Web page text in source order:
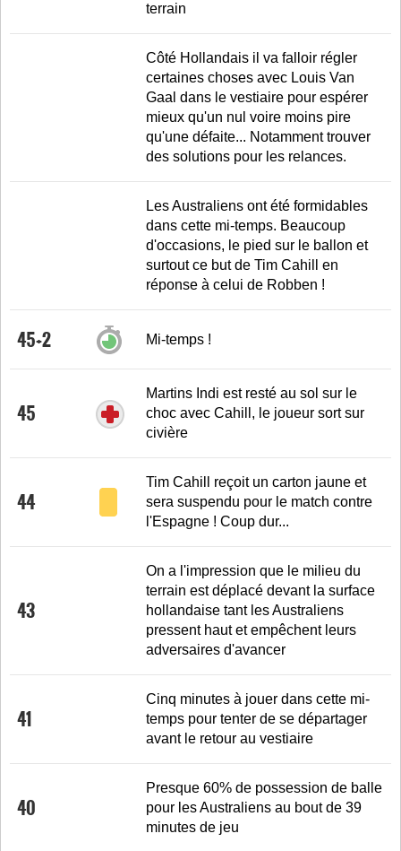
terrain
Côté Hollandais il va falloir régler
certaines choses avec Louis Van
Gaal dans le vestiaire pour espérer
mieux qu'un nul voire moins pire
qu'une défaite... Notamment trouver
des solutions pour les relances.
Les Australiens ont été formidables
dans cette mi-temps. Beaucoup
d'occasions, le pied sur le ballon et
surtout ce but de Tim Cahill en
réponse à celui de Robben !
45+2 Mi-temps !
45
Martins Indi est resté au sol sur le
choc avec Cahill, le joueur sort sur
civière
44
Tim Cahill reçoit un carton jaune et
sera suspendu pour le match contre
l'Espagne ! Coup dur...
43
On a l'impression que le milieu du
terrain est déplacé devant la surface
hollandaise tant les Australiens
pressent haut et empêchent leurs
adversaires d'avancer
41
Cinq minutes à jouer dans cette mi-
temps pour tenter de se départager
avant le retour au vestiaire
40
Presque 60% de possession de balle
pour les Australiens au bout de 39
minutes de jeu